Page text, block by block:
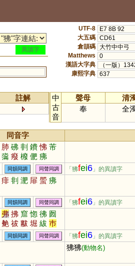
異讀字
UTF-8
E7 8B 92
大五碼 CD61
倉頡碼 大竹中中弓
Matthews
0
漢語大字典
（一版）
康熙字典 637
註解
中
古
音
聲母 清
奉
全
同音字
肺 砩 剕 鐨 怫 芾
濷 癈 櫠 俷 疿
同韻同調 同聲同調 「狒fei6 」的異讀字
痱 剕 淝 屝 蜰 疿
同韻同調 同聲同調 「狒fei6 」的異讀字
弗 拂 窟 惚 彿 囫
艴 祓 黻 堀 紱 巿
紼 笰 袚 欻 綍 矻
帗 刜 胐 窋 泏 匢
同韻同調 同聲同調 「狒fei6 」的異讀字
狒狒(動物名)